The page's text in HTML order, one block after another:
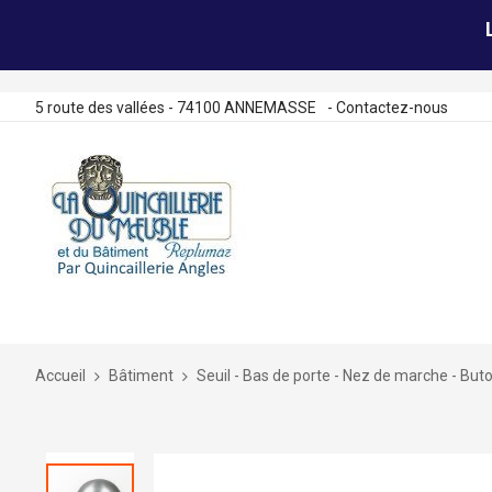
5 route des vallées - 74100 ANNEMASSE - Contactez-nous
Accueil Bâtiment Seuil - Bas de porte - Nez de marche -
Skip